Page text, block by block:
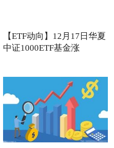
【ETF动向】12月17日华夏
中证1000ETF基金涨